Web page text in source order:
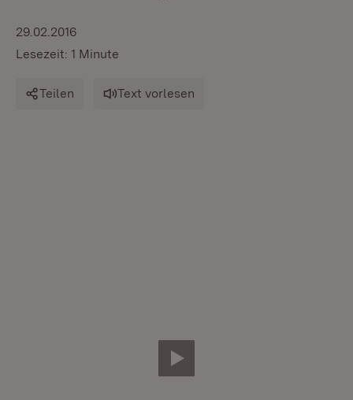
29.02.2016
Lesezeit: 1 Minute
Teilen Text vorlesen
Video abspielen